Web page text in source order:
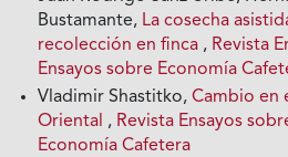
Bustamante, La cosecha
recolección en finca , Revista
Ensayos sobre Economía
Vladimir Shastitko,Cambio en
Oriental , Revista Ensayos
Economía Cafetera